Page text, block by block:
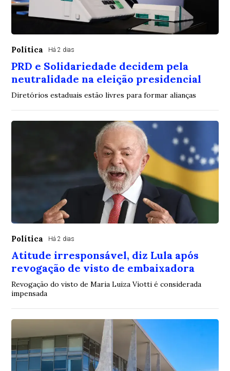
Política Há 2 dias
PRD e Solidariedade decidem pela
neutralidade na eleição presidencial
Diretórios estaduais estão livres para formar alianças
Política Há 2 dias
Atitude irresponsável, diz Lula após
revogação de visto de embaixadora
Revogação do visto de Maria Luiza Viotti é considerada
impensada